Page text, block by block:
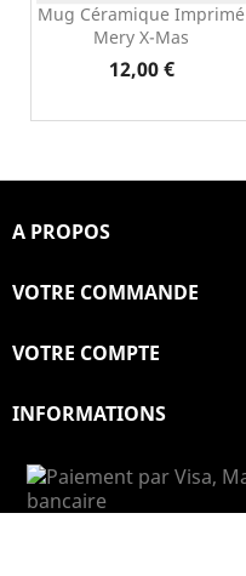
Mug Céramique Imprimé
Mery X-Mas
Prix
12,00 €
A PROPOS
VOTRE COMMANDE
VOTRE COMPTE
INFORMATIONS